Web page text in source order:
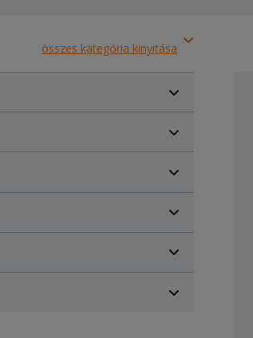
összes kategória kinyitása